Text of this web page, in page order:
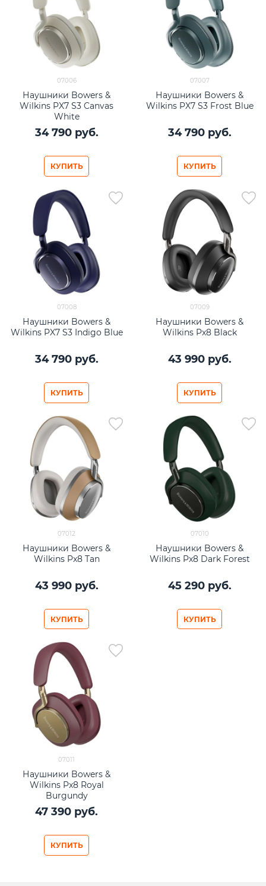
07006
Наушники Bowers &
Wilkins PX7 S3 Canvas
White
34 790 руб.
КУПИТЬ
07007
Наушники Bowers &
Wilkins PX7 S3 Frost Blue
34 790 руб.
КУПИТЬ
07008
Наушники Bowers &
Wilkins PX7 S3 Indigo Blue
34 790 руб.
КУПИТЬ
07009
Наушники Bowers &
Wilkins Px8 Black
43 990 руб.
КУПИТЬ
07012
Наушники Bowers &
Wilkins Px8 Tan
43 990 руб.
КУПИТЬ
07010
Наушники Bowers &
Wilkins Px8 Dark Forest
45 290 руб.
КУПИТЬ
07011
Наушники Bowers &
Wilkins Px8 Royal
Burgundy
47 390 руб.
КУПИТЬ